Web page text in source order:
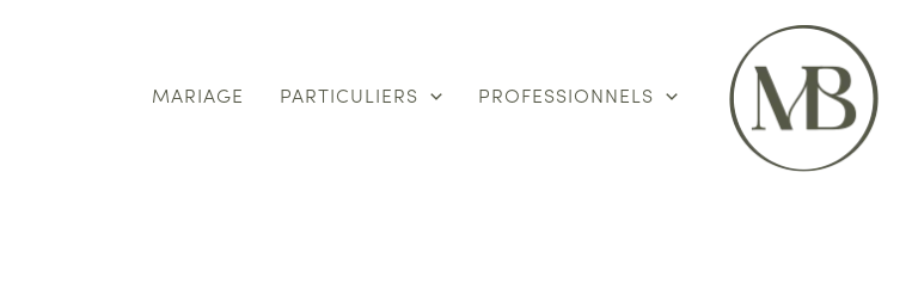
MARIAGE PARTICULIERS PROFESSIONNELS